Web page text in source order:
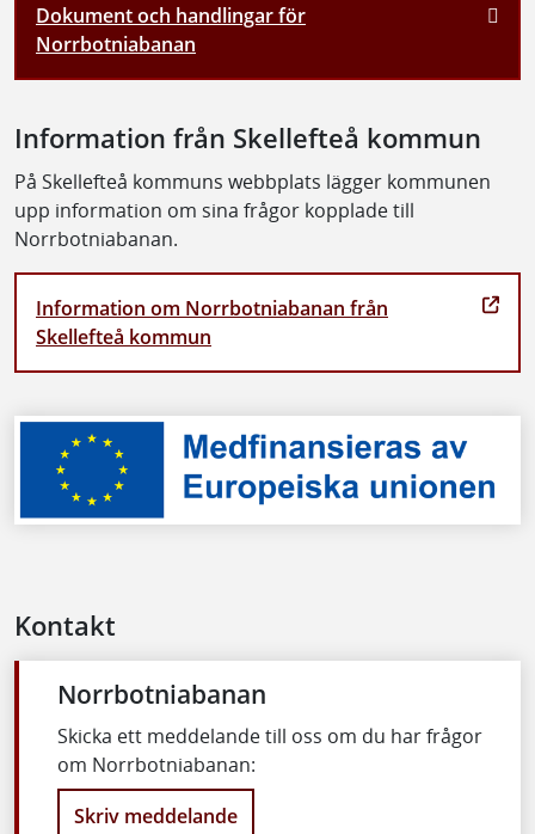
Dokument och handlingar för
Norrbotniabanan
Information från Skellefteå kommun
På Skellefteå kommuns webbplats lägger kommunen
upp information om sina frågor kopplade till
Norrbotniabanan.
Information om Norrbotniabanan från
Skellefteå kommun
Kontakt
Norrbotniabanan
Skicka ett meddelande till oss om du har frågor
om Norrbotniabanan:
Skriv meddelande